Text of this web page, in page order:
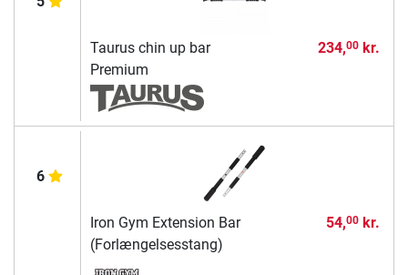
Taurus chin up bar
Premium
234,00kr.
6
Iron Gym Extension Bar
(Forlængelsesstang)
54,00kr.